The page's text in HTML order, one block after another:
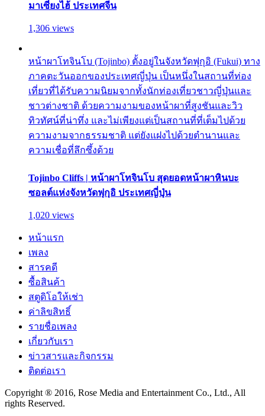
มาเซี่ยงไฮ้ ประเทศจีน
1,306 views
หน้าผาโทจินโบ (Tojinbo) ตั้งอยู่ในจังหวัดฟุกุอิ (Fukui) ทาง
ภาคตะวันออกของประเทศญี่ปุ่น เป็นหนึ่งในสถานที่ท่อง
เที่ยวที่ได้รับความนิยมจากทั้งนักท่องเที่ยวชาวญี่ปุ่นและ
ชาวต่างชาติ ด้วยความงามของหน้าผาที่สูงชันและวิว
ทิวทัศน์ที่น่าทึ่ง และไม่เพียงแต่เป็นสถานที่ที่เต็มไปด้วย
ความงามจากธรรมชาติ แต่ยังแฝงไปด้วยตำนานและ
ความเชื่อที่ลึกซึ้งด้วย
Tojinbo Cliffs | หน้าผาโทจินโบ สุดยอดหน้าผาหินบะ
ซอลต์แห่งจังหวัดฟุกุอิ ประเทศญี่ปุ่น
1,020 views
หน้าแรก
เพลง
สารคดี
ซื้อสินค้า
สตูดิโอให้เช่า
ค่าลิขสิทธิ์
รายชื่อเพลง
เกี่ยวกับเรา
ข่าวสารและกิจกรรม
ติดต่อเรา
Copyright ® 2016, Rose Media and Entertainment Co., Ltd., All
rights Reserved.